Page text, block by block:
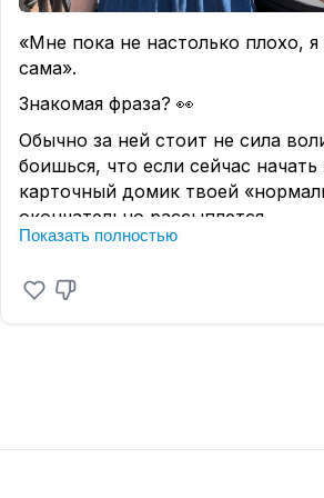
«Мне пока не настолько плохо,
сама».
Знакомая фраза? 👀
Обычно за ней стоит не сила
боишься, что если сейчас
карточный домик твоей
окончательно рассыплется.
Почему ты годами
работаешь над собой. Нет. Это
Показать полностью